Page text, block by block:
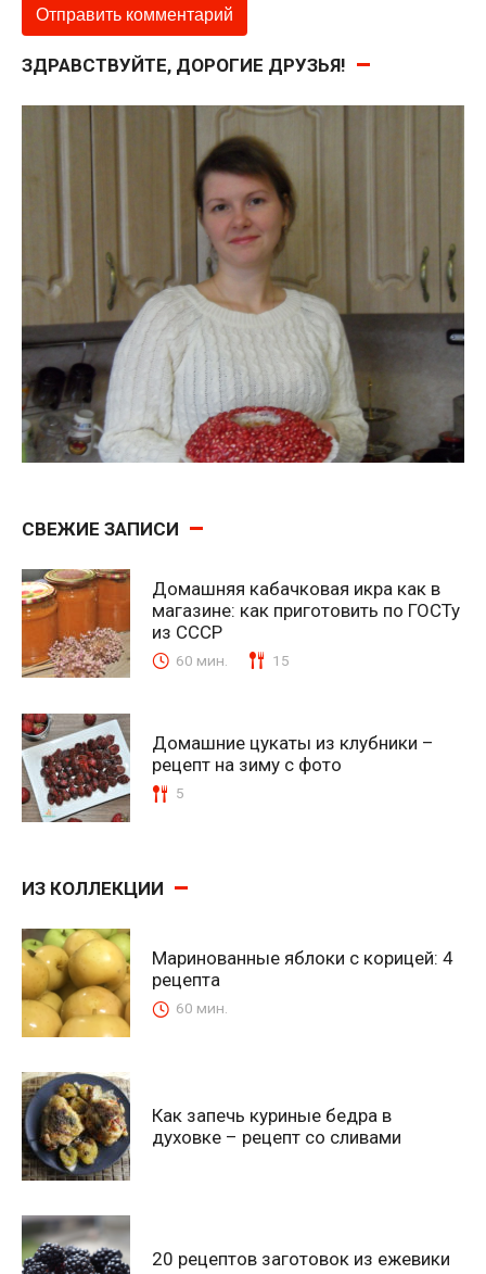
ЗДРАВСТВУЙТЕ, ДОРОГИЕ ДРУЗЬЯ!
СВЕЖИЕ ЗАПИСИ
Домашняя кабачковая икра как в
магазине: как приготовить по ГОСТу
из СССР
60 мин. 15
Домашние цукаты из клубники –
рецепт на зиму с фото
5
ИЗ КОЛЛЕКЦИИ
Маринованные яблоки с корицей: 4
рецепта
60 мин.
Как запечь куриные бедра в
духовке – рецепт со сливами
20 рецептов заготовок из ежевики